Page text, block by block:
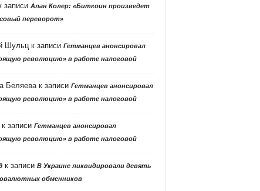
записи Алан Колер: «Биткоин произведет
переворот»
Шульцк записи Гетманцев анонсировал
революцию» в работе налоговой
Беляевак записи Гетманцев анонсировал
революцию» в работе налоговой
записи Гетманцев анонсировал
революцию» в работе налоговой
к записи В Украине ликвидировали девять
обменников